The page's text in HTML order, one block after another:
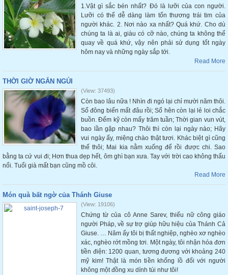
1.Vật gì sắc bén nhất? Đó là lưỡi của con người.
Lưỡi có thể dễ dàng làm tổn thương trái tim của
người khác. 2. Nơi nào xa nhất? Quá khứ. Cho dù
chúng ta là ai, giàu có cỡ nào, chúng ta không thể
quay về quá khứ, vậy nên phải sử dụng tốt ngày
hôm nay và những ngày sắp tới.
Read More
THỜI GIỜ NGẮN NGỦI
(View: 37493)
Còn bao lâu nữa ! Nhìn đi ngó lại chỉ mười năm thôi.
Số đông biến mất đâu rồi; Số hên còn lại lẻ loi chắc
buồn. Đếm kỹ còn mấy trăm tuần; Thời gian vun vút,
bao lần gặp nhau? Thôi thì còn lại ngày nào; Hãy
vui ngày ấy, miệng chào thật tươi. Khác biệt gì cũng
thế thôi; Mai kia nằm xuống để rồi được chi. Sao
bằng ta cứ vui đi; Hơn thua dẹp hết, ôm ghì bạn xưa. Tay với trời cao không thấu
nổi. Tuổi già mất bạn cũng mồ côi.
Read More
Món quà bất ngờ của Thánh Giuse
(View: 19106)
Chứng từ của cô Anne Sarev, thiếu nữ công giáo
người Pháp, về sự trợ giúp hữu hiệu của Thánh Cả
Giuse. … Năm ấy tôi bị thất nghiệp, nghèo xơ nghèo
xác, nghèo rớt mồng tơi. Một ngày, tôi nhận hóa đơn
tiền điện: 1200 quan, tương đương với khoảng 240
mỹ kim! Thật là món tiền khổng lồ đối với người
không một đồng xu dính túi như tôi!